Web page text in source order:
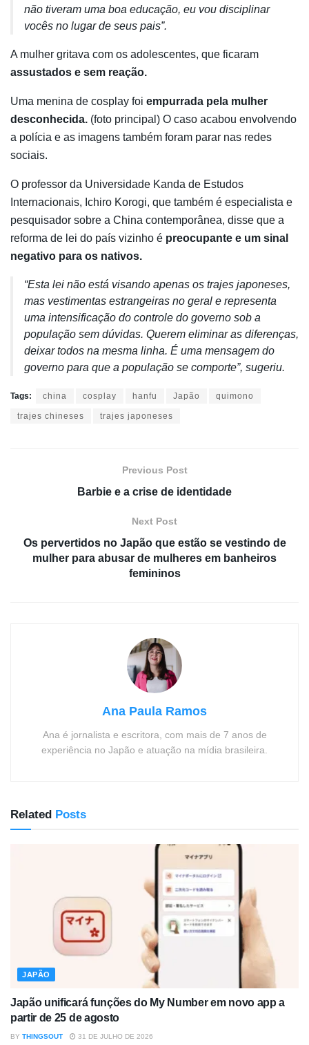
não tiveram uma boa educação, eu vou disciplinar
vocês no lugar de seus pais”.
A mulher gritava com os adolescentes, que ficaram
assustados e sem reação.
Uma menina de cosplay foi empurrada pela mulher
desconhecida. (foto principal) O caso acabou envolvendo
a polícia e as imagens também foram parar nas redes
sociais.
O professor da Universidade Kanda de Estudos
Internacionais, Ichiro Korogi, que também é especialista e
pesquisador sobre a China contemporânea, disse que a
reforma de lei do país vizinho é preocupante e um sinal
negativo para os nativos.
“Esta lei não está visando apenas os trajes japoneses,
mas vestimentas estrangeiras no geral e representa
uma intensificação do controle do governo sob a
população sem dúvidas. Querem eliminar as diferenças,
deixar todos na mesma linha. É uma mensagem do
governo para que a população se comporte”, sugeriu.
Tags: china cosplay hanfu Japão quimono
trajes chineses trajes japoneses
Previous Post
Barbie e a crise de identidade
Next Post
Os pervertidos no Japão que estão se vestindo de
mulher para abusar de mulheres em banheiros
femininos
Ana Paula Ramos
Ana é jornalista e escritora, com mais de 7 anos de
experiência no Japão e atuação na mídia brasileira.
Related Posts
JAPÃO
Japão unificará funções do My Number em novo app a
partir de 25 de agosto
BY THINGSOUT 31 DE JULHO DE 2026